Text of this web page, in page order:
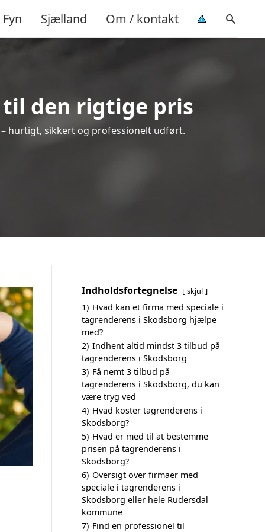
Fyn Sjælland Om / kontakt
til den rigtige pris
hurtigt, sikkert og professionelt udført.
Indholdsfortegnelse skjul
1) Hvad kan et firma med speciale i
tagrenderens i Skodsborg hjælpe
med?
2) Indhent altid mindst 3 tilbud på
tagrenderens i Skodsborg
3) Få nemt 3 tilbud på
tagrenderens i Skodsborg, du kan
være tryg ved
4) Hvad koster tagrenderens i
Skodsborg?
5) Hvad er med til at bestemme
prisen på tagrenderens i
Skodsborg?
6) Oversigt over firmaer med
speciale i tagrenderens i
Skodsborg eller hele Rudersdal
kommune
7) Find en professionel til